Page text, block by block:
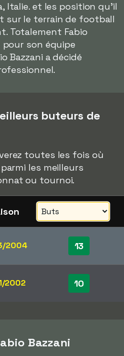
Italie. et les position qu'il
sur le terrain de football
Totalement Fabio
pour son équipe
Bazzani a décidé
buteurs de
toutes les fois où
les meilleurs
ou tournoi.
2004 13
2002 10
Bazzani